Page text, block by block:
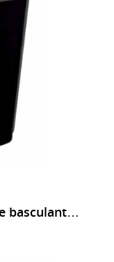
Poubelle avec son couvercle basculant bleu